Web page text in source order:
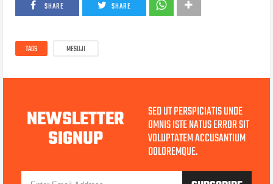
SHARE SHARE
TAGS MESUJI
NEWSLETTER
SIGNUP
SED UT PERSPICIATIS UNDE
OMNIS ISTE NATUS ERROR SIT
VOLUPTATEM ACCUSANTIUM
DOLOREMQUE.